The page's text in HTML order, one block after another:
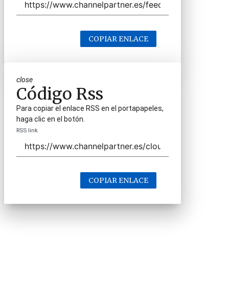
COPIAR ENLACE
close
Código Rss
Para copiar el enlace RSS en el portapapeles,
haga clic en el botón.
RSS link
COPIAR ENLACE